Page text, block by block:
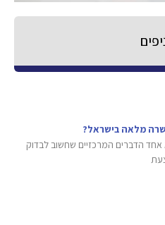
מלאה בישראל?
הדברים המרכזיים שחשוב לבדוק